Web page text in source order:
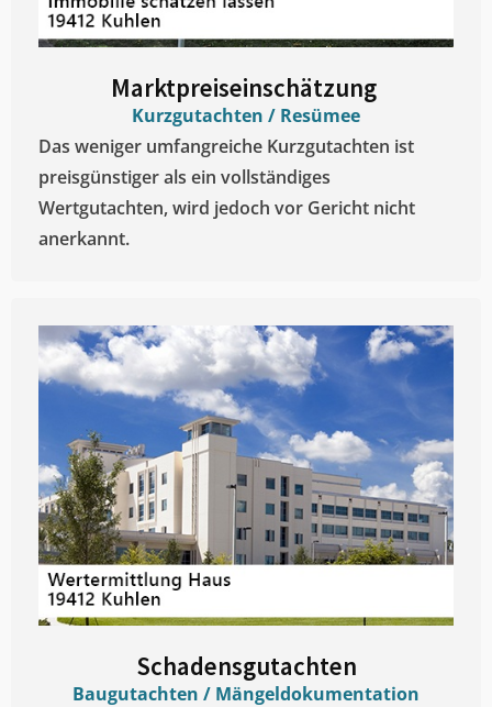
Marktpreiseinschätzung ​
Kurzgutachten / Resümee
Das weniger umfangreiche Kurzgutachten ist
preisgünstiger als ein vollständiges
Wertgutachten, wird jedoch vor Gericht nicht
anerkannt.
Schadensgutachten
Baugutachten / Mängeldokumentation